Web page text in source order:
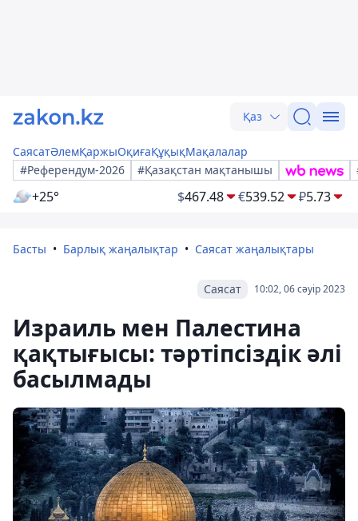
Қаз
СаясатӘлемҚаржыОқиғаҚұқықМақалалар
#Референдум-2026
#Қазақстан мақтанышы
+25° $467.48 €539.52 ₽5.73
Басты Барлық жаңалықтар Саясат жаңалықтары
10:02, 06 сәуір 2023
Саясат
Израиль мен Палестина
қақтығысы: тәртіпсіздік әлі
басылмады